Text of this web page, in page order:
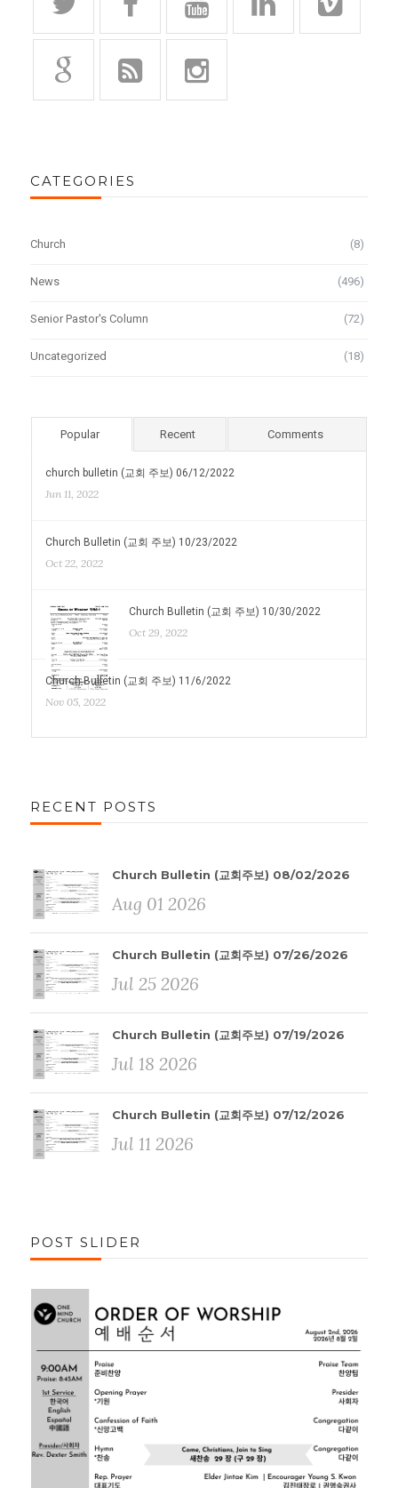
CATEGORIES
Church (8)
News (496)
Senior Pastor's Column (72)
Uncategorized (18)
Popular Recent Comments
church bulletin (교회 주보) 06/12/2022
Jun 11, 2022
Church Bulletin (교회 주보) 10/23/2022
Oct 22, 2022
Church Bulletin (교회 주보) 10/30/2022
Oct 29, 2022
Church Bulletin (교회 주보) 11/6/2022
Nov 05, 2022
RECENT POSTS
Church Bulletin (교회주보) 08/02/2026
Aug 01 2026
Church Bulletin (교회주보) 07/26/2026
Jul 25 2026
Church Bulletin (교회주보) 07/19/2026
Jul 18 2026
Church Bulletin (교회주보) 07/12/2026
Jul 11 2026
POST SLIDER